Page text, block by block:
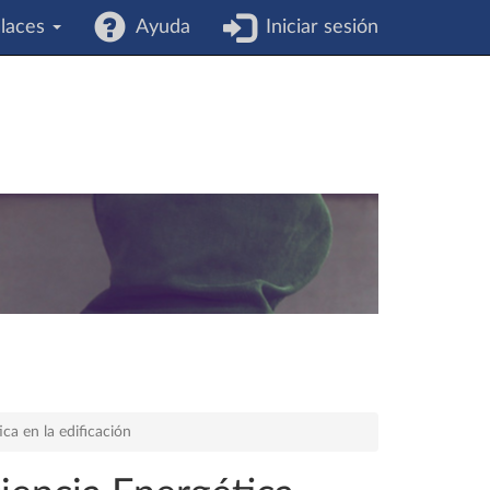
Ayuda Iniciar sesión
en la edificación